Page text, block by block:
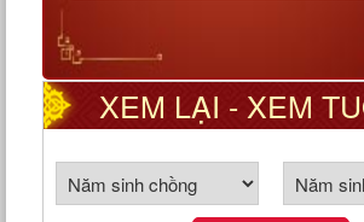
XEM LẠI - XEM
CHỒNG THEO